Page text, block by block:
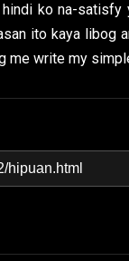
ko na-
ito kaya libog
me write my